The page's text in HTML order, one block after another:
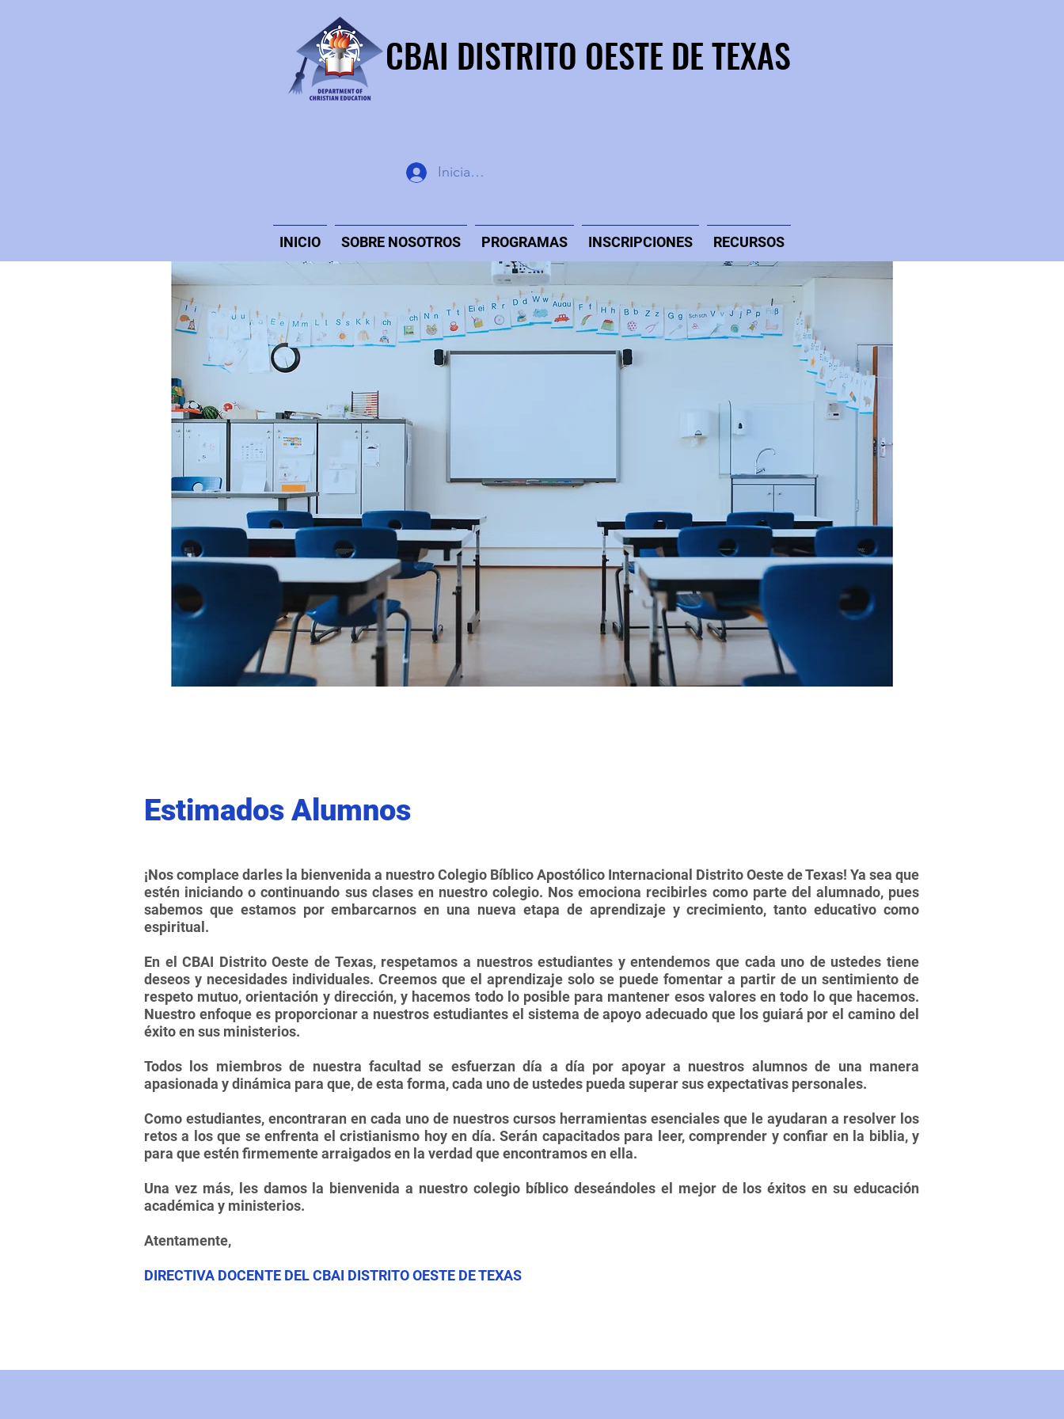
CBAI DISTRITO OESTE DE TEXAS
Iniciar sesión
INICIO SOBRE NOSOTROS PROGRAMAS INSCRIPCIONES RECURSOS
Estimados Alumnos
¡Nos complace darles la bienvenida a nuestro Colegio Bíblico Apostólico Internacional Distrito Oeste de Texas! Ya sea que
estén iniciando o continuando sus clases en nuestro colegio. Nos emociona recibirles como parte del alumnado, pues
sabemos que estamos por embarcarnos en una nueva etapa de aprendizaje y crecimiento, tanto educativo como
espiritual.
En el CBAI Distrito Oeste de Texas, respetamos a nuestros estudiantes y entendemos que cada uno de ustedes tiene
deseos y necesidades individuales. Creemos que el aprendizaje solo se puede fomentar a partir de un sentimiento de
respeto mutuo, orientación y dirección, y hacemos todo lo posible para mantener esos valores en todo lo que hacemos.
Nuestro enfoque es proporcionar a nuestros estudiantes el sistema de apoyo adecuado que los guiará por el camino del
éxito en sus ministerios.
Todos los miembros de nuestra facultad se esfuerzan día a día por apoyar a nuestros alumnos de una manera
apasionada y dinámica para que, de esta forma, cada uno de ustedes pueda superar sus expectativas personales.
Como estudiantes, encontraran en cada uno de nuestros cursos herramientas esenciales que le ayudaran a resolver los
retos a los que se enfrenta el cristianismo hoy en día. Serán capacitados para leer, comprender y confiar en la biblia, y
para que estén firmemente arraigados en la verdad que encontramos en ella.
Una vez más, les damos la bienvenida a nuestro colegio bíblico deseándoles el mejor de los éxitos en su educación
académica y ministerios.
Atentamente,
DIRECTIVA DOCENTE DEL CBAI DISTRITO OESTE DE TEXAS